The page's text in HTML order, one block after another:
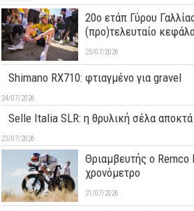
20ο ετάπ Γύρου
(προ)τελευταίο
25/07/2026
Shimano RX710: φτιαγμένο για gravel
24/07/2026
Selle Italia SLR: η θρυλική σέλα
23/07/2026
Θριαμβευτής ο Remco
χρονόμετρο
21/07/2026